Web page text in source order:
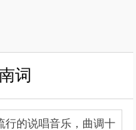
词
行的说唱音乐，曲调十